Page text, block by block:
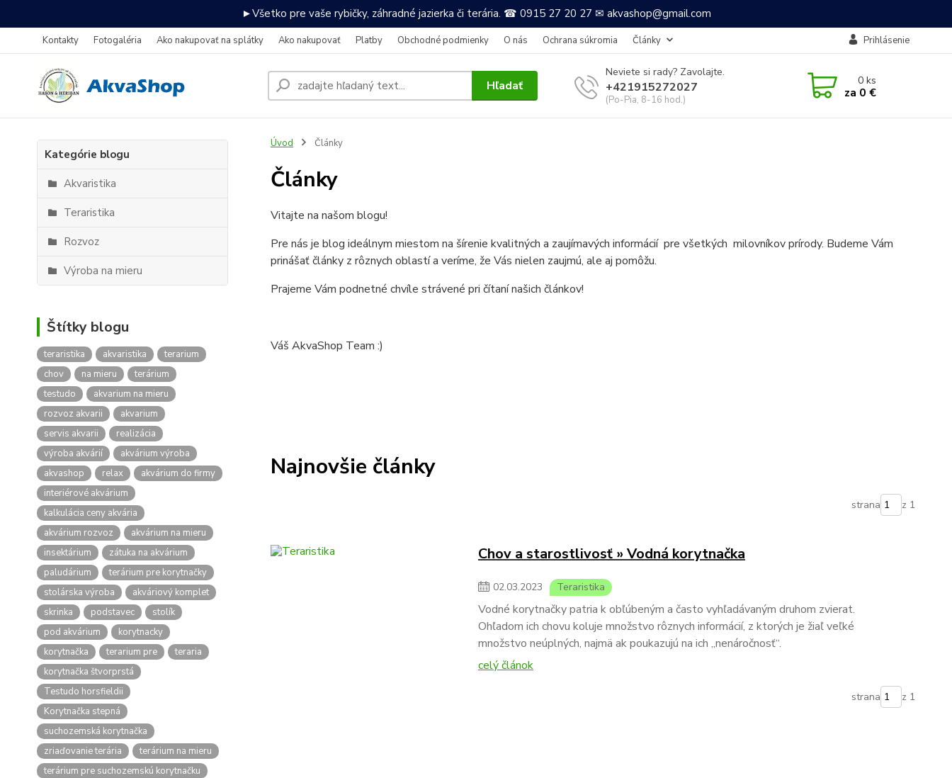
►Všetko pre vaše rybičky, záhradné jazierka či terária. ☎ 0915 27 20 27 ✉ akvashop@gmail.com
Kontakty Fotogaléria Ako nakupovať na splátky Ako nakupovať Platby Obchodné podmienky O nás Ochrana súkromia Články Prihlásenie
Hľadať
Neviete si rady? Zavolajte.
+421915272027
(Po-Pia, 8-16 hod.)
0ks
za 0 €
Kategórie blogu
Akvaristika
Teraristika
Rozvoz
Výroba na mieru
Štítky blogu
teraristika akvaristika
terarium
chov
na mieru
terárium
testudo
akvarium na mieru
rozvoz akvarii
akvarium
servis akvarii
realizácia
výroba akvárií
akvárium výroba
akvashop
relax
akvárium do firmy
interiérové akvárium
kalkulácia ceny akvária
akvárium rozvoz
akvárium na mieru
insektárium
zátuka na akvárium
paludárium
terárium pre korytnačky
stolárska výroba
akváriový komplet
skrinka
podstavec
stolík
pod akvárium
korytnacky
korytnačka
terarium pre
teraria
korytnačka štvorprstá
Testudo horsfieldii
Korytnačka stepná
suchozemská korytnačka
zriaďovanie terária
terárium na mieru
terárium pre suchozemskú korytnačku
Úvod Články
Články
Vitajte na našom blogu!
Pre nás je blog ideálnym miestom na šírenie kvalitných a zaujímavých informácií pre všetkých milovníkov prírody. Budeme Vám
prinášať články z rôznych oblastí a veríme, že Vás nielen zaujmú, ale aj pomôžu.
Prajeme Vám podnetné chvíle strávené pri čítaní našich článkov!
Váš AkvaShop Team :)
Najnovšie články
strana z 1
Chov a starostlivosť » Vodná korytnačka
02.03.2023 Teraristika
Vodné korytnačky patria k obľúbeným a často vyhľadávaným druhom zvierat.
Ohľadom ich chovu koluje množstvo rôznych informácií, z ktorých je žiaľ veľké
množstvo neúplných, najmä ak poukazujú na ich „nenáročnosť“.
celý článok
strana z 1